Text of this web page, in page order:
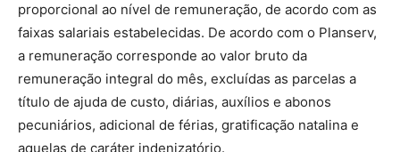
proporcional ao nível de remuneração, de acordo com as
faixas salariais estabelecidas. De acordo com o Planserv,
a remuneração corresponde ao valor bruto da
remuneração integral do mês, excluídas as parcelas a
título de ajuda de custo, diárias, auxílios e abonos
pecuniários, adicional de férias, gratificação natalina e
aquelas de caráter indenizatório.